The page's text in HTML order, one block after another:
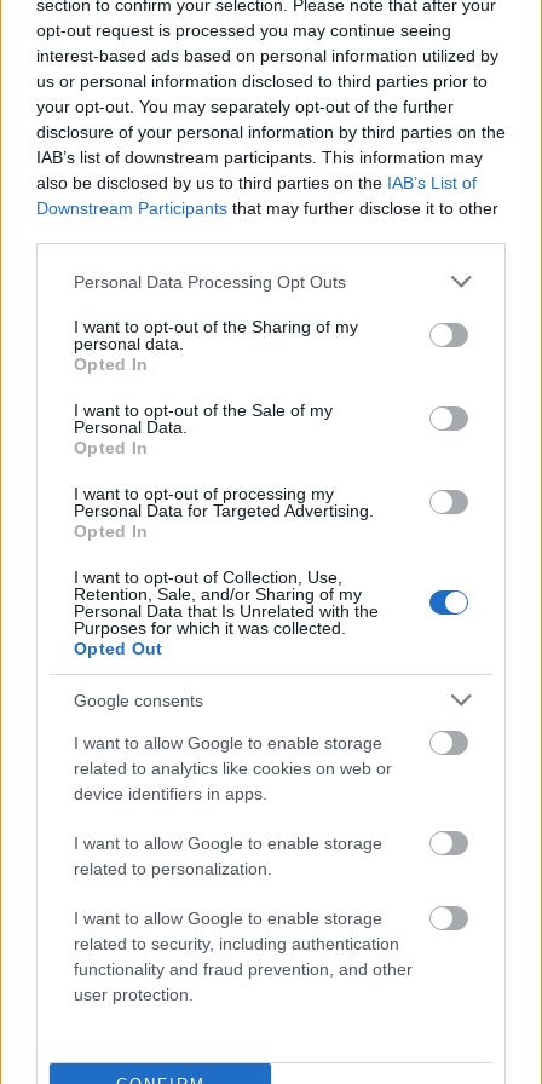
section to confirm your selection. Please note that after your
opt-out request is processed you may continue seeing
interest-based ads based on personal information utilized by
us or personal information disclosed to third parties prior to
your opt-out. You may separately opt-out of the further
disclosure of your personal information by third parties on the
IAB’s list of downstream participants. This information may
also be disclosed by us to third parties on the IAB’s List of
Downstream Participants that may further disclose it to other
Please note that this website/app uses one or more Google
not limited to your visit or usage behaviour. You may click to
grant or deny consent to Google and its third-party tags to
use your data for below specified purposes in below Google
consent section.
Personal Data Processing Opt Outs
I want to opt-out of the Sharing of my
personal data.
Opted In
I want to opt-out of the Sale of my
Personal Data.
Opted In
I want to opt-out of processing my
Personal Data for Targeted Advertising.
Opted In
I want to opt-out of Collection, Use,
Retention, Sale, and/or Sharing of my
Personal Data that Is Unrelated with the
Purposes for which it was collected.
Opted Out
Google consents
I want to allow Google to enable storage
related to analytics like cookies on web or
device identifiers in apps.
I want to allow Google to enable storage
related to personalization.
I want to allow Google to enable storage
related to security, including authentication
functionality and fraud prevention, and other
user protection.
formy:
po MON-owsku
ZGŁOŚ POPRAWKĘ
Pozostały wątpliwości? Brakuje czegoś w haśle?
SPRAWDŹ
Często sprawdzane
Skąd się biorą fryty?
Odmiana a wymowa. Problematyczne przypadki
bajońskie sumy— Pochodzenie wyrażeniabajońskie sumy
Wardęga— Znaczenie dosłowne
inkantacja—Inkantacja